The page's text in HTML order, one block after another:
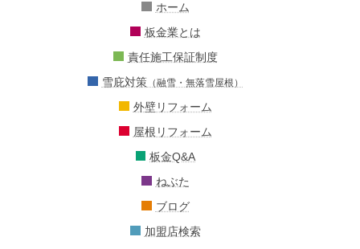
ホーム
板金業とは
責任施工保証制度
雪庇対策 （融雪・無落雪屋根）
外壁リフォーム
屋根リフォーム
板金Q&A
ねぶた
ブログ
加盟店検索